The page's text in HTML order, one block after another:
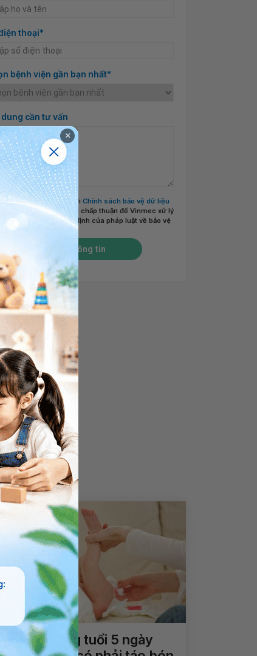
thoại*
bệnh viện gần bạn nhất*
dung cần tư vấn
Tôi đã đọc và đồng ý với Chính sách bảo vệ dữ liệu
cá nhân của Vinmecvà chấp thuận để Vinmec xử lý
DLCN của tôi theo quy định của pháp luật về bảo vệ
DLCN.
Gửi thông tin
gần 4 tháng tuổi 5 ngày
×